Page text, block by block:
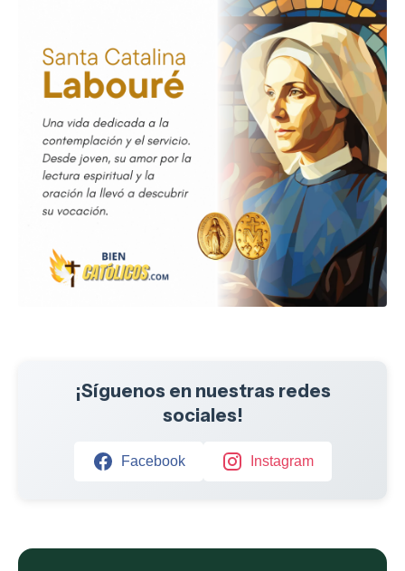
¡Síguenos en nuestras redes
sociales!
Facebook Instagram